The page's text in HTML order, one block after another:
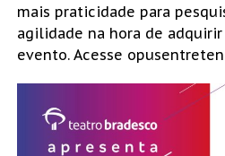
mais praticidade para
agilidade na hora de
evento. Acesse